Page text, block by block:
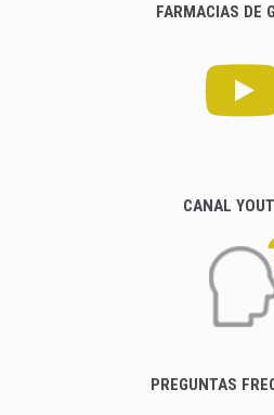
FARMACIAS DE
CANAL
PREGUNTAS